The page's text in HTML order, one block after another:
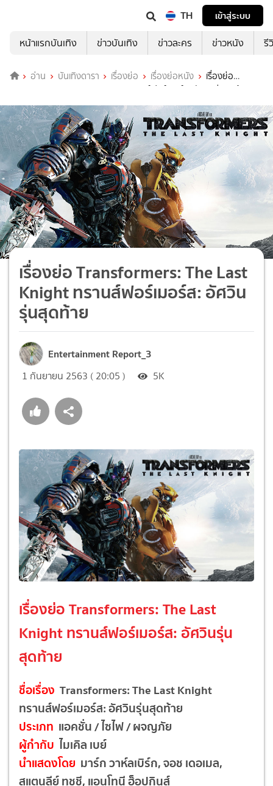
TH
เข้าสู่ระบบ
หน้าแรกบันเทิง
ข่าวบันเทิง ข่าวละคร ข่าวหนัง รี
อ่าน บันเทิงดารา เรื่องย่อ เรื่องย่อหนัง
เรื่องย่อ
Transformers: The Last Knight ทรานส์ฟอร์เมอร์ส: อัศวินรุ่นสุดท้าย
เรื่องย่อ Transformers: The Last
Knight ทรานส์ฟอร์เมอร์ส: อัศวิน
รุ่นสุดท้าย
Entertainment Report_3
1 กันยายน 2563 ( 20:05 ) 5K
เรื่องย่อ Transformers: The Last
Knight ทรานส์ฟอร์เมอร์ส: อัศวินรุ่น
สุดท้าย
ชื่อเรื่อง Transformers: The Last Knight
ทรานส์ฟอร์เมอร์ส: อัศวินรุ่นสุดท้าย
ประเภท แอคชั่น / ไซไฟ / ผจญภัย
ผู้กำกับ ไมเคิล เบย์
นำแสดงโดย มาร์ก วาห์ลเบิร์ก, จอช เดอเมล,
สแตนลีย์ ทุชชี, แอนโทนี ฮ็อปกินส์